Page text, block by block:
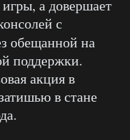
а довершает
с
обещанной на
поддержки.
акция в
в стане